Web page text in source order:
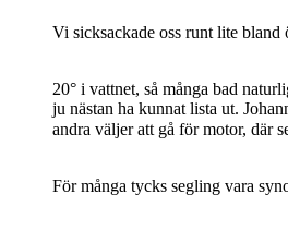
Vi sicksackade oss runt lite
20° i vattnet, så många bad
ju nästan ha kunnat lista ut.
andra väljer att gå för motor, där
För många tycks segling vara